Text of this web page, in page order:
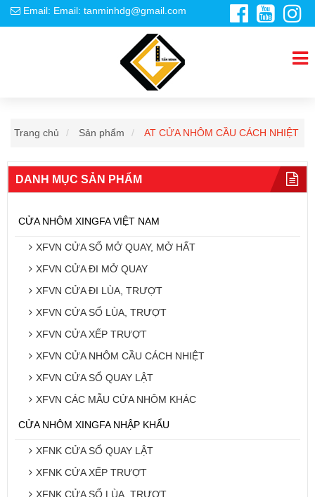
Email: Email: tanminhdg@gmail.com
Trang chủ Sản phẩm AT CỬA NHÔM CẦU CÁCH NHIỆT
DANH MỤC SẢN PHẨM
CỬA NHÔM XINGFA VIỆT NAM
XFVN CỬA SỔ MỞ QUAY, MỞ HẤT
XFVN CỬA ĐI MỞ QUAY
XFVN CỬA ĐI LÙA, TRƯỢT
XFVN CỬA SỔ LÙA, TRƯỢT
XFVN CỬA XẾP TRƯỢT
XFVN CỬA NHÔM CẦU CÁCH NHIỆT
XFVN CỬA SỔ QUAY LẬT
XFVN CÁC MẪU CỬA NHÔM KHÁC
CỬA NHÔM XINGFA NHẬP KHẨU
XFNK CỬA SỔ QUAY LẬT
XFNK CỬA XẾP TRƯỢT
XFNK CỬA SỔ LÙA, TRƯỢT